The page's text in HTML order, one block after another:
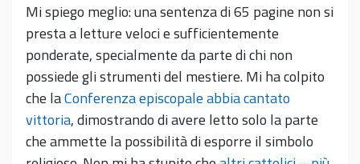
Mi spiego meglio: una sentenza di 65 pagine non si
presta a letture veloci e sufficientemente
ponderate, specialmente da parte di chi non
possiede gli strumenti del mestiere. Mi ha colpito
che laConferenza episcopale abbia cantato
vittoria, dimostrando di avere letto solo la parte
che ammette la possibilità di esporre il simbolo